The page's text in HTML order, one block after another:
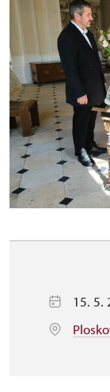
15. 5.